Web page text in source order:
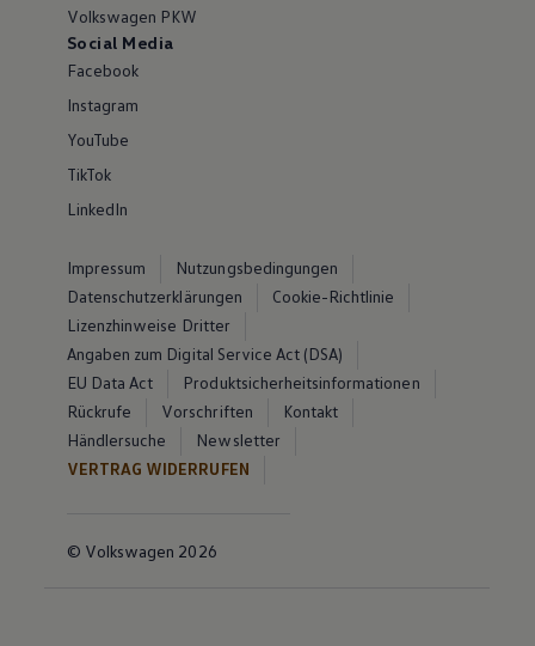
Volkswagen PKW
Social Media
Facebook
Instagram
YouTube
TikTok
LinkedIn
Impressum
Nutzungsbedingungen
Datenschutzerklärungen
Cookie-Richtlinie
Lizenzhinweise Dritter
Angaben zum Digital Service Act (DSA)
EU Data Act
Produktsicherheitsinformationen
Rückrufe
Vorschriften
Kontakt
Händlersuche
Newsletter
VERTRAG WIDERRUFEN
© Volkswagen 2026